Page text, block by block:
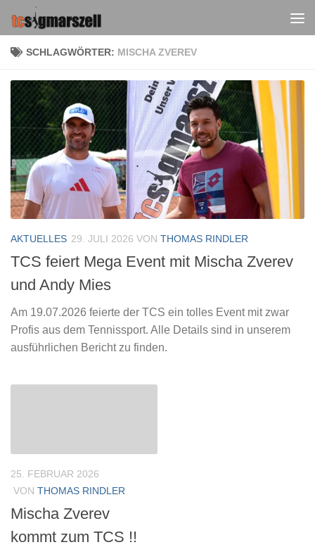
Zum Inhalt springen
SCHLAGWÖRTER: MISCHA ZVEREV
AKTUELLES 29. JULI 2026 VON THOMAS RINDLER
TCS feiert Mega Event mit Mischa Zverev
und Andy Mies
Am 19.07.2026 feierte der TCS ein tolles Event mit zwar
Profis aus dem Tennissport. Alle Details sind in unserem
ausführlichen Bericht zu finden.
25. FEBRUAR 2026
VON THOMAS RINDLER
Mischa Zverev
kommt zum TCS !!